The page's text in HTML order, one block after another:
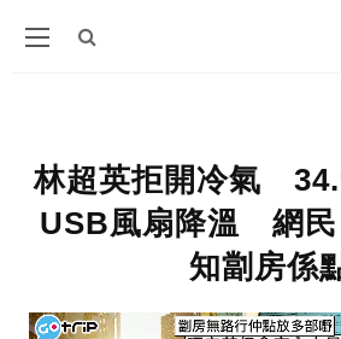
林超英拒開冷氣
USB風扇降溫 網民
知劏房係